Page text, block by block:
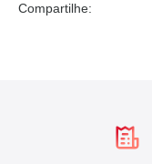
Compartilhe: